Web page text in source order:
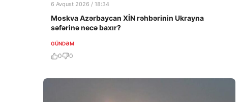
6 Avqust 2026 / 18:34
Moskva Azərbaycan XİN rəhbərinin Ukrayna
səfərinə necə baxır?
GÜNDƏM
0 0